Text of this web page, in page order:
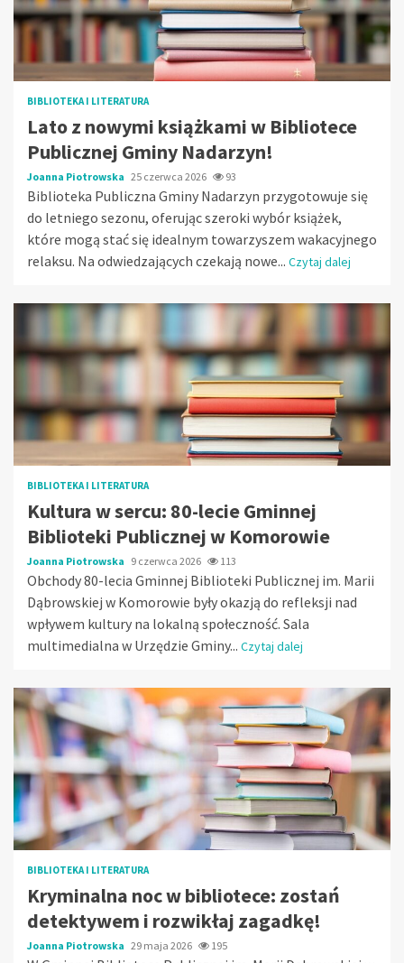
BIBLIOTEKA I LITERATURA
Lato z nowymi książkami w Bibliotece
Publicznej Gminy Nadarzyn!
Joanna Piotrowska 25 czerwca 2026 93
Biblioteka Publiczna Gminy Nadarzyn przygotowuje się
do letniego sezonu, oferując szeroki wybór książek,
które mogą stać się idealnym towarzyszem wakacyjnego
relaksu. Na odwiedzających czekają nowe... Czytaj dalej
BIBLIOTEKA I LITERATURA
Kultura w sercu: 80-lecie Gminnej
Biblioteki Publicznej w Komorowie
Joanna Piotrowska 9 czerwca 2026 113
Obchody 80-lecia Gminnej Biblioteki Publicznej im. Marii
Dąbrowskiej w Komorowie były okazją do refleksji nad
wpływem kultury na lokalną społeczność. Sala
multimedialna w Urzędzie Gminy... Czytaj dalej
BIBLIOTEKA I LITERATURA
Kryminalna noc w bibliotece: zostań
detektywem i rozwikłaj zagadkę!
Joanna Piotrowska 29 maja 2026 195